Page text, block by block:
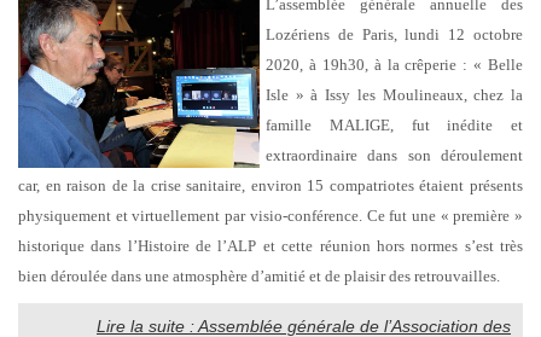
L’assemblée générale annuelle des
Lozériens de Paris, lundi 12 octobre
2020, à 19h30, à la crêperie : « Belle
Isle » à Issy les Moulineaux, chez la
famille MALIGE, fut inédite et
extraordinaire dans son déroulement
car, en raison de la crise sanitaire, environ 15 compatriotes étaient présents
physiquement et virtuellement par visio-conférence. Ce fut une « première »
historique dans l’Histoire de l’ALP et cette réunion hors normes s’est très
bien déroulée dans une atmosphère d’amitié et de plaisir des retrouvailles.
Lire la suite : Assemblée générale de l’Association des